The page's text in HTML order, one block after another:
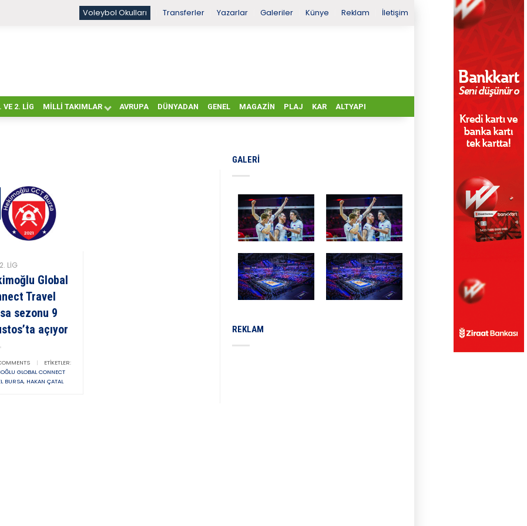
Voleybol Okulları Transferler Yazarlar Galeriler Künye Reklam İletişim
VE 2. LIG MILLI TAKIMLAR AVRUPA DÜNYADAN GENEL MAGAZIN PLAJ KAR ALTYAPI
LIG
Global
Travel
sezonu 9
açıyor
|
ETIKETLER:
GLOBAL CONNECT
BURSA, HAKAN ÇATAL
GALERI
REKLAM